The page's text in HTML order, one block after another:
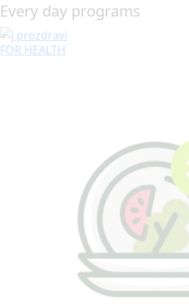
Every day programs
FOR HEALTH